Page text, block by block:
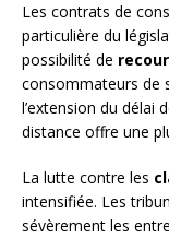
Les contrats de
particulière du
possibilité de
consommateurs de
l’extension du délai
distance offre une
La lutte contre les
intensifiée. Les
sévèrement les